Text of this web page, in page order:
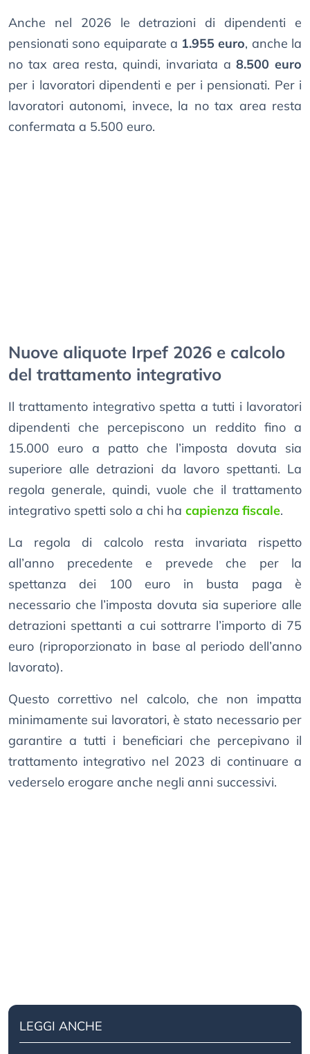
Anche nel 2026 le detrazioni di dipendenti e
pensionati sono equiparate a 1.955 euro, anche la
no tax area resta, quindi, invariata a8.500 euro
per i lavoratori dipendenti e per i pensionati. Per i
lavoratori autonomi, invece, la no tax area resta
confermata a 5.500 euro.
Nuove aliquote Irpef 2026 e calcolo
del trattamento integrativo
Il trattamento integrativo spetta a tutti i lavoratori
dipendenti che percepiscono un reddito fino a
15.000 euro a patto che l’imposta dovuta sia
superiore alle detrazioni da lavoro spettanti. La
regola generale, quindi, vuole che il trattamento
integrativo spetti solo a chi ha capienza fiscale.
La regola di calcolo resta invariata rispetto
all’anno precedente e prevede che per la
spettanza dei 100 euro in busta paga è
necessario che l’imposta dovuta sia superiore alle
detrazioni spettanti a cui sottrarre l’importo di 75
euro (riproporzionato in base al periodo dell’anno
lavorato).
Questo correttivo nel calcolo, che non impatta
minimamente sui lavoratori, è stato necessario per
garantire a tutti i beneficiari che percepivano il
trattamento integrativo nel 2023 di continuare a
vederselo erogare anche negli anni successivi.
LEGGI ANCHE